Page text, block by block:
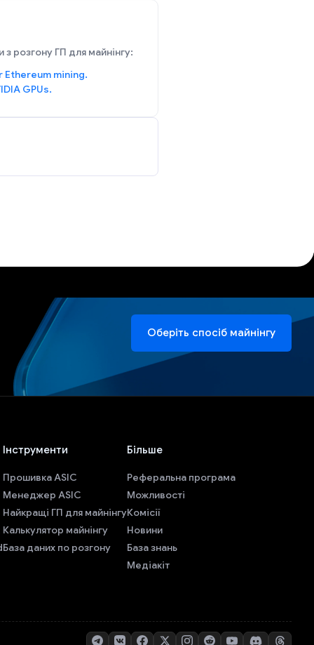
з розгону ГП для майнінгу:
mining.
GPUs.
Оберіть спосіб майнінгу
Інструменти
Прошивка ASIC
Менеджер ASIC
Найкращі ГП для майнінгу
Калькулятор майнінгу
База даних по розгону
Більше
Реферальна програма
Можливості
Комісії
Новини
База знань
Медіакіт